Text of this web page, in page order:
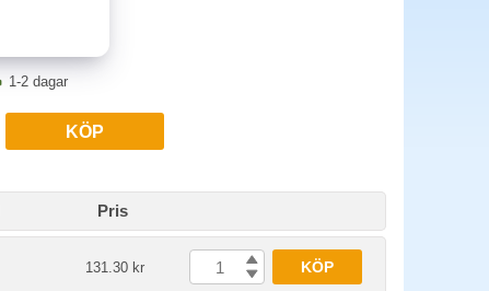
1-2 dagar
KÖP
Pris
131.30 kr KÖP